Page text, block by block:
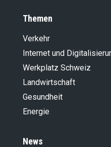
Themen
Verkehr
Internet und
Werkplatz Schweiz
Landwirt­schaft
Gesundheit
Energie
News